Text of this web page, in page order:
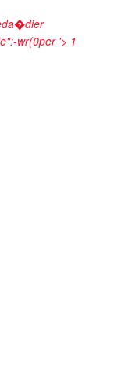
wr(0per '> 1